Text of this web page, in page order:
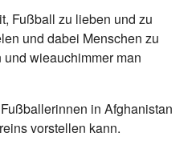
Fußball zu lieben und zu
und dabei Menschen zu
wieauchimmer man
in Afghanistan
vorstellen kann.